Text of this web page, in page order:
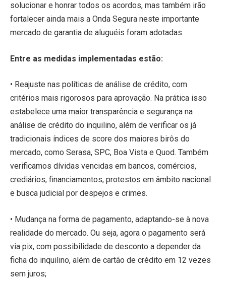
solucionar e honrar todos os acordos, mas também irão
fortalecer ainda mais a Onda Segura neste importante
mercado de garantia de aluguéis foram adotadas.
Entre as medidas implementadas estão:
• Reajuste nas políticas de análise de crédito, com
critérios mais rigorosos para aprovação. Na prática isso
estabelece uma maior transparência e segurança na
análise de crédito do inquilino, além de verificar os já
tradicionais índices de score dos maiores birôs do
mercado, como Serasa, SPC, Boa Vista e Quod. Também
verificamos dívidas vencidas em bancos, comércios,
crediários, financiamentos, protestos em âmbito nacional
e busca judicial por despejos e crimes.
• Mudança na forma de pagamento, adaptando-se à nova
realidade do mercado. Ou seja, agora o pagamento será
via pix, com possibilidade de desconto a depender da
ficha do inquilino, além de cartão de crédito em 12 vezes
sem juros;